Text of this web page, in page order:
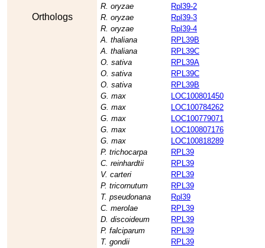
Orthologs
R. oryzae
Rpl39-2
R. oryzae
Rpl39-3
R. oryzae
Rpl39-4
A. thaliana
RPL39B
A. thaliana
RPL39C
O. sativa
RPL39A
O. sativa
RPL39C
O. sativa
RPL39B
G. max
LOC100801450
G. max
LOC100784262
G. max
LOC100779071
G. max
LOC100807176
G. max
LOC100818289
P. trichocarpa
RPL39
C. reinhardtii
RPL39
V. carteri
RPL39
P. tricornutum
RPL39
T. pseudonana
Rpl39
C. merolae
RPL39
D. discoideum
RPL39
P. falciparum
RPL39
T. gondii
RPL39